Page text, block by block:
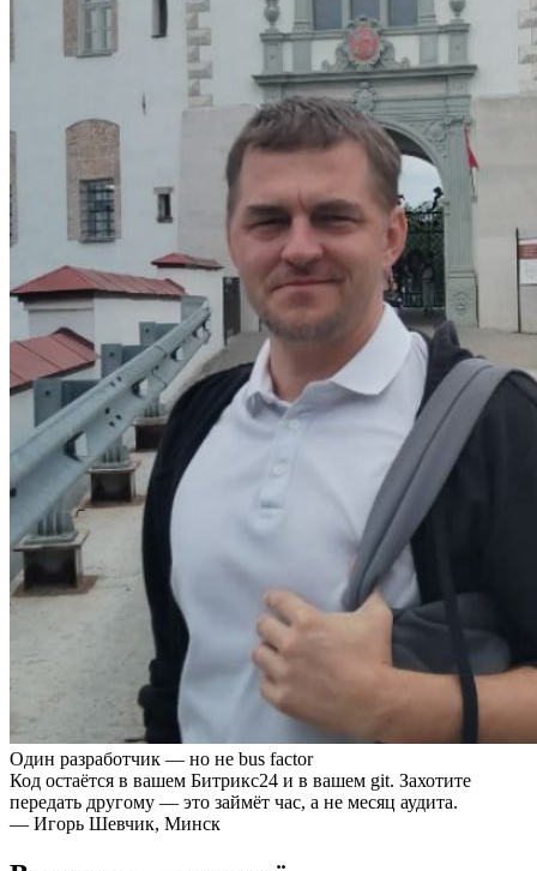
Один разработчик — но не bus factor
Код остаётся в вашем Битрикс24 и в вашем git. Захотите
передать другому — это займёт час, а не месяц аудита.
— Игорь Шевчик, Минск